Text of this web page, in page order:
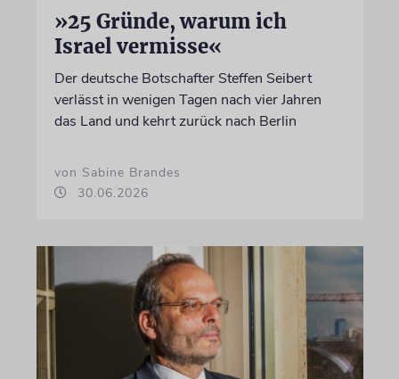
»25 Gründe, warum ich
Israel vermisse«
Der deutsche Botschafter Steffen Seibert
verlässt in wenigen Tagen nach vier Jahren
das Land und kehrt zurück nach Berlin
von Sabine Brandes
30.06.2026